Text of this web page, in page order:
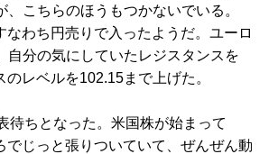
こちらのほうもつかないでいる。
わち円売りで入ったようだ。ユーロ
自分の気にしていたレジスタンスを
レベルを102.15まで上げた。
ちとなった。米国株が始まって
じっと張りついていて、ぜんぜん動